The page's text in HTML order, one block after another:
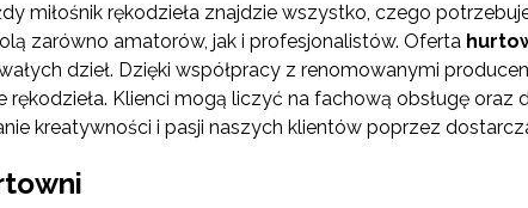
miłośnik rękodzieła znajdzie wszystko, czego
zarówno amatorów, jak i profesjonalistów. Oferta
dzieł. Dzięki współpracy z renomowanymi
Klienci mogą liczyć na fachową obsługę
kreatywności i pasji naszych klientów poprzez